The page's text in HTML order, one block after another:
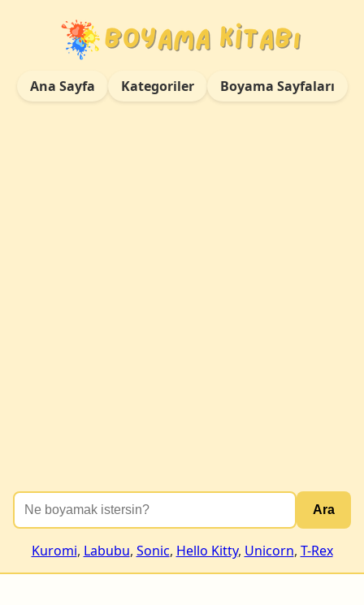
Ana Sayfa Kategoriler Boyama Sayfaları
Ara
Kuromi, Labubu, Sonic, Hello Kitty, Unicorn, T-Rex